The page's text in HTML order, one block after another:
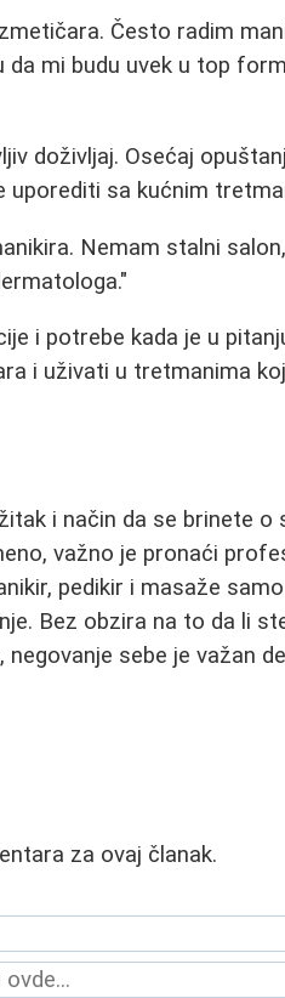
Često radim
da mi budu uvek u top
doživljaj. Osećaj
sa kućnim
Nemam stalni
i potrebe kada je u
i uživati u tretmanima
i način da se brinete o
važno je pronaći
pedikir i masaže
Bez obzira na to da li
sebe je važan
za ovaj članak.